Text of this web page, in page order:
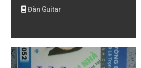
Đàn Guitar